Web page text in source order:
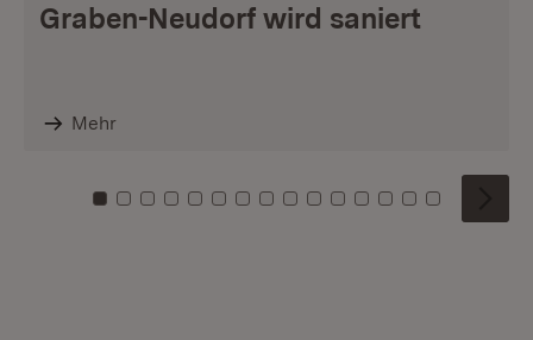
Graben-Neudorf wird saniert
Mehr
Zu Kachel: 0
Zu Kachel: 1
Zu Kachel: 2
Zu Kachel: 3
Zu Kachel: 4
Zu Kachel: 5
Zu Kachel: 6
Zu Kachel: 7
Zu Kachel: 8
Zu Kachel: 9
Zu Kachel: 10
Zu Kachel: 11
Zu Kachel: 12
Zu Kachel:
Zu